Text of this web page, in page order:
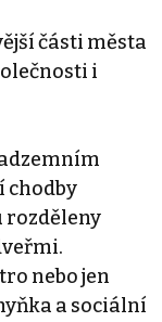
části města
i
chodby
rozděleny
nebo jen
a sociální